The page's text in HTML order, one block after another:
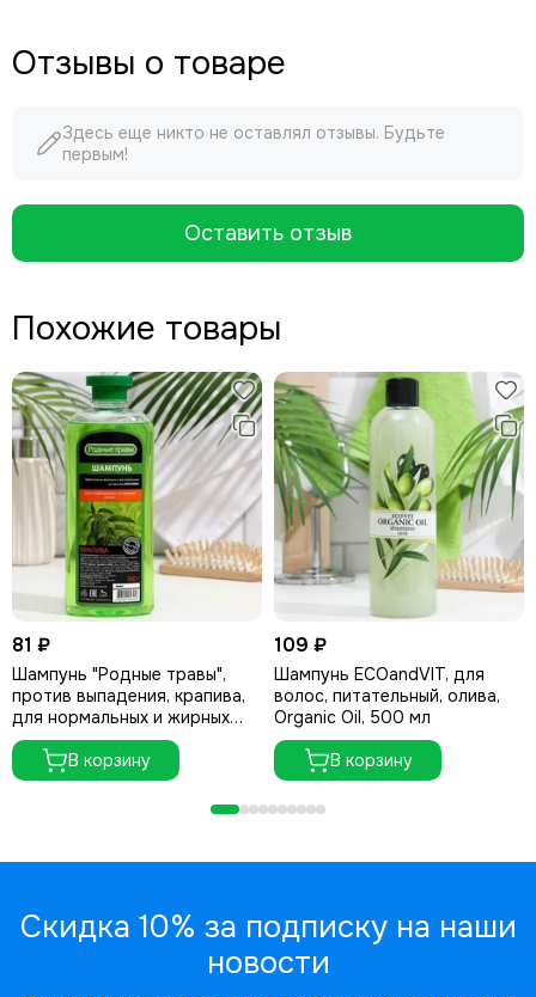
Отзывы о товаре
Здесь еще никто не оставлял отзывы. Будьте
первым!
Оставить отзыв
Похожие товары
81 ₽
Шампунь "Родные травы",
против выпадения, крапива,
для нормальных и жирных
волос, 500 мл
В корзину
109 ₽
Шампунь ECOandVIT, для
волос, питательный, олива,
Organic Oil, 500 мл
В корзину
Скидка 10% за подписку на наши
новости